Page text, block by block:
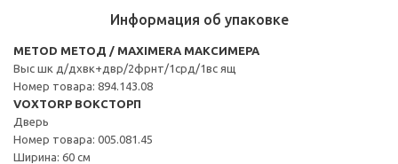
Информация об упаковке
METOD МЕТОД / MAXIMERA МАКСИМЕРА
Выс шк д/дхвк+двр/2фрнт/1срд/1вс ящ
Номер товара: 894.143.08
VOXTORP ВОКСТОРП
Дверь
Номер товара: 005.081.45
Ширина: 60 см